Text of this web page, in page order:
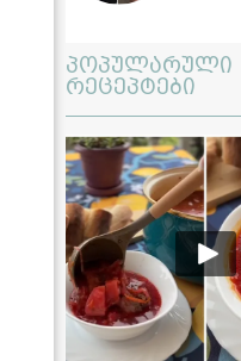
პოპულარული
რეცეპტები